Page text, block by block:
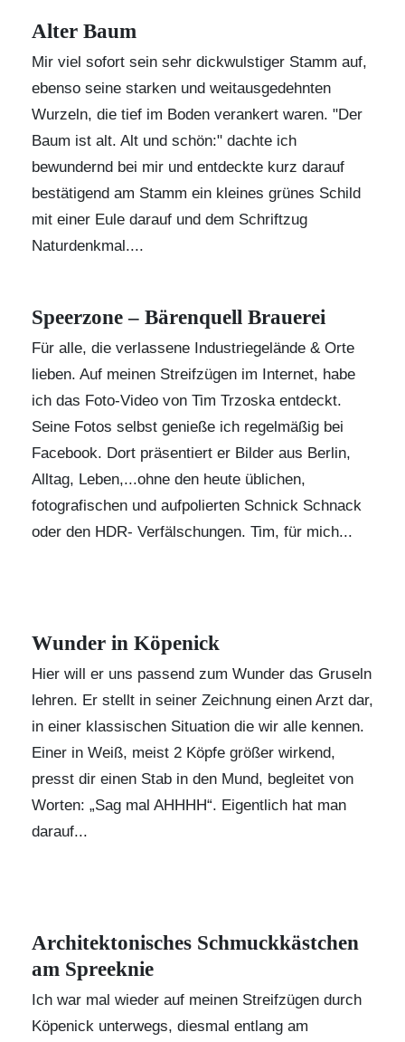
Alter Baum
Mir viel sofort sein sehr dickwulstiger Stamm auf,
ebenso seine starken und weitausgedehnten
Wurzeln, die tief im Boden verankert waren. "Der
Baum ist alt. Alt und schön:" dachte ich
bewundernd bei mir und entdeckte kurz darauf
bestätigend am Stamm ein kleines grünes Schild
mit einer Eule darauf und dem Schriftzug
Naturdenkmal....
Speerzone – Bärenquell Brauerei
Für alle, die verlassene Industriegelände & Orte
lieben. Auf meinen Streifzügen im Internet, habe
ich das Foto-Video von Tim Trzoska entdeckt.
Seine Fotos selbst genieße ich regelmäßig bei
Facebook. Dort präsentiert er Bilder aus Berlin,
Alltag, Leben,...ohne den heute üblichen,
fotografischen und aufpolierten Schnick Schnack
oder den HDR- Verfälschungen. Tim, für mich...
Wunder in Köpenick
Hier will er uns passend zum Wunder das Gruseln
lehren. Er stellt in seiner Zeichnung einen Arzt dar,
in einer klassischen Situation die wir alle kennen.
Einer in Weiß, meist 2 Köpfe größer wirkend,
presst dir einen Stab in den Mund, begleitet von
Worten: „Sag mal AHHHH“. Eigentlich hat man
darauf...
Architektonisches Schmuckkästchen
am Spreeknie
Ich war mal wieder auf meinen Streifzügen durch
Köpenick unterwegs, diesmal entlang am